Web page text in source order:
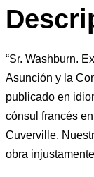
“Sr. Washburn.
Asunción y la
publicado en
cónsul francés
Cuverville.
obra